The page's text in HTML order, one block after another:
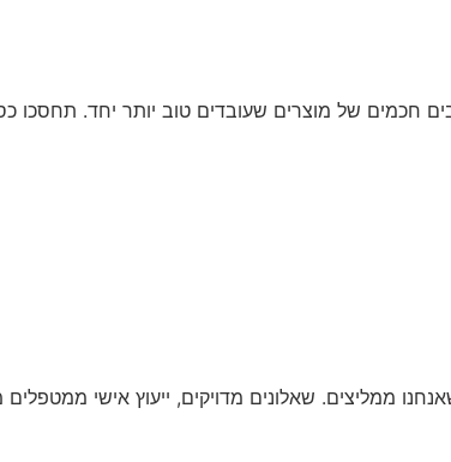
חכמים של מוצרים שעובדים טוב יותר יחד.
ממליצים. שאלונים מדויקים, ייעוץ אישי ממטפלים